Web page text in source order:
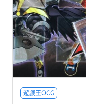
遊戯王OCG